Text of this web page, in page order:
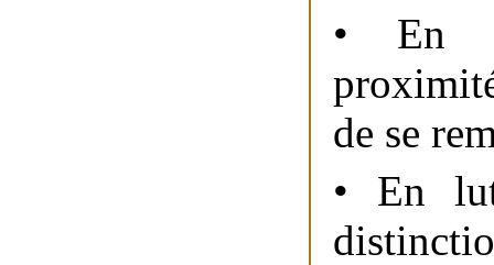
• En
de se
• En